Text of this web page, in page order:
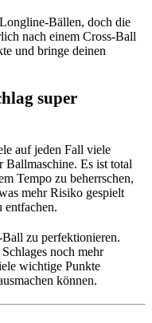
Bällen, doch die
nach einem Cross-Ball
und bringe deinen
super
auf jeden Fall viele
Ballmaschine. Es ist total
Tempo zu beherrschen,
mehr Risiko gespielt
entfachen.
zu perfektionieren.
noch mehr
wichtige Punkte
können.